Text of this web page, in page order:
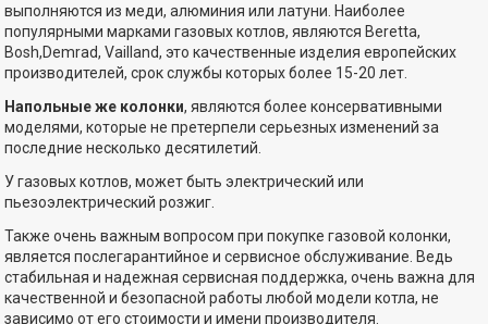
выполняются из меди, алюминия или латуни. Наиболее
популярными марками газовых котлов, являются Beretta,
Bosh,Demrad, Vailland, это качественные изделия европейских
производителей, срок службы которых более 15-20 лет.
Напольные же колонки, являются более консервативными
моделями, которые не претерпели серьезных изменений за
последние несколько десятилетий.
У газовых котлов, может быть электрический или
пьезоэлектрический розжиг.
Также очень важным вопросом при покупке газовой колонки,
является послегарантийное и сервисное обслуживание. Ведь
стабильная и надежная сервисная поддержка, очень важна для
качественной и безопасной работы любой модели котла, не
зависимо от его стоимости и имени производителя.